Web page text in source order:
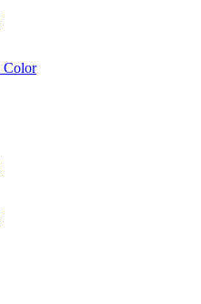
Color